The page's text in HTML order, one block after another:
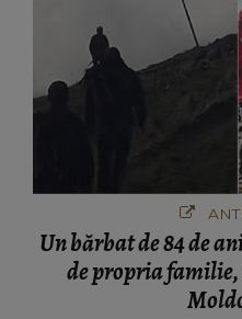
Un bărbat de 84 de
de propria